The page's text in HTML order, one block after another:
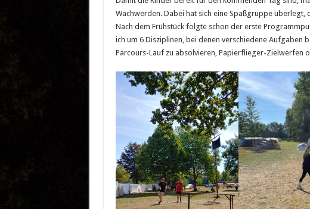
Wachwerden. Dabei hat sich eine Spaßgruppe
Nach dem Frühstück folgte schon der erste
ich um 6 Disziplinen, bei denen verschiedene Aufgaben
Parcours-Lauf zu absolvieren, Papierflieger-Zielwerfen